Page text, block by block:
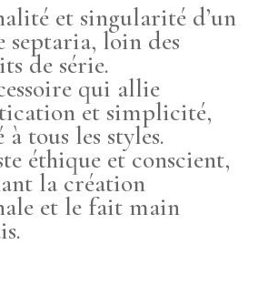
et singularité d’un
septaria, loin des
de série.
qui allie
et simplicité,
à tous les styles.
éthique et conscient,
la création
et le fait main